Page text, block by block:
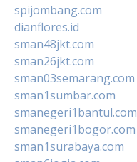
spijombang.com
dianflores.id
sman48jkt.com
sman26jkt.com
sman03semarang.com
sman1sumbar.com
smanegeri1bantul.com
smanegeri1bogor.com
sman1surabaya.com